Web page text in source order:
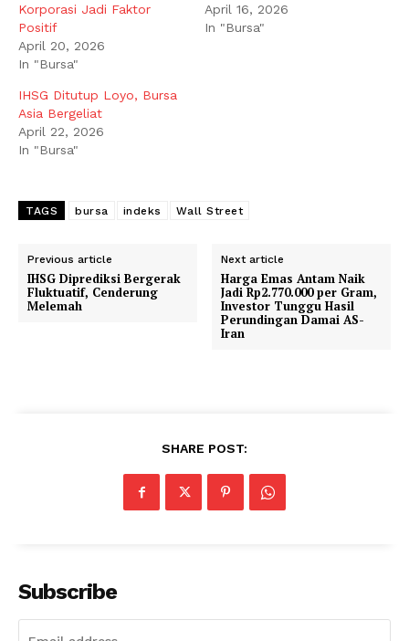
Korporasi Jadi Faktor
Positif
April 20, 2026
In "Bursa"
April 16, 2026
In "Bursa"
IHSG Ditutup Loyo, Bursa
Asia Bergeliat
April 22, 2026
In "Bursa"
TAGS bursa indeks Wall Street
Previous article
IHSG Diprediksi Bergerak
Fluktuatif, Cenderung
Melemah
Next article
Harga Emas Antam Naik
Jadi Rp2.770.000 per Gram,
Investor Tunggu Hasil
Perundingan Damai AS-
Iran
SHARE POST:
Subscribe